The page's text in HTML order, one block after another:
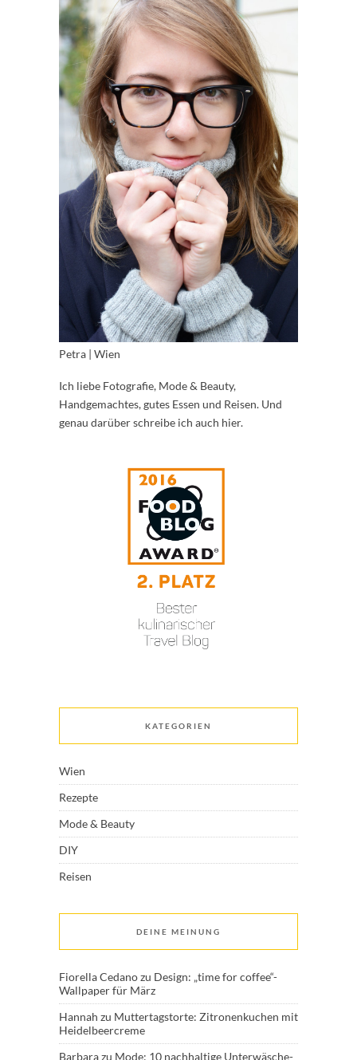
Petra | Wien
Ich liebe Fotografie, Mode & Beauty,
Handgemachtes, gutes Essen und Reisen. Und
genau darüber schreibe ich auch hier.
KATEGORIEN
Wien
Rezepte
Mode & Beauty
DIY
Reisen
DEINE MEINUNG
Fiorella Cedanozu Design: „time for coffee“-
Wallpaper für März
Hannah zu Muttertagstorte: Zitronenkuchen mit
Heidelbeercreme
Barbarazu Mode: 10 nachhaltige Unterwäsche-